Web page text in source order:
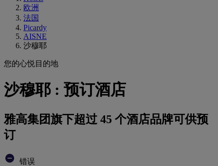
欧洲
法国
Picardy
AISNE
沙穆耶
您的心悦目的地
沙穆耶 : 预订酒店
雅高集团旗下超过 45 个酒店品牌可供预
订
错误